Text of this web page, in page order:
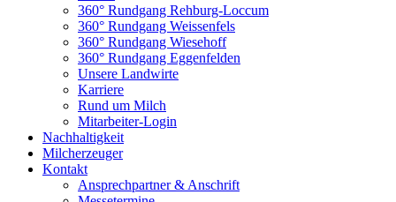
360° Rundgang Rehburg-Loccum
360° Rundgang Weissenfels
360° Rundgang Wiesehoff
360° Rundgang Eggenfelden
Unsere Landwirte
Karriere
Rund um Milch
Mitarbeiter-Login
Nachhaltigkeit
Milcherzeuger
Kontakt
Ansprechpartner & Anschrift